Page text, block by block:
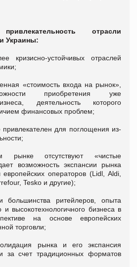
отрасли
Украины:
кризисно-устойчивых отраслей
«стоимость входа на рынок»,
приобретения уже
деятельность которого
финансовых проблем;
для поглощения из-
отсутствуют «чистые
возможность экспансии рынка
операторов (Lidl, Aldi,
Tesko и другие);
большинства ритейлеров, опыта
и высокотехнологичного бизнеса в
на основе европейских
торговли;
рынка и его экспансия
за счет традиционных форматов